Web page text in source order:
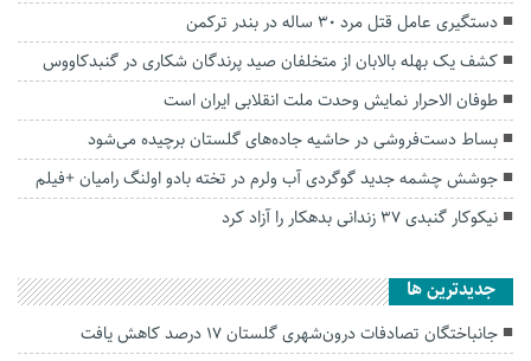
دستگیری عامل قتل مرد ۳۰ ساله در بندر ترکمن
کشف یک بهله بالابان از متخلفان صید پرندگان شکاری در گنبدکاووس
طوفان الاحرار نمایش وحدت ملت انقلابی ایران است
بساط دست‌فروشی در حاشیه جاده‌های گلستان برچیده می‌شود
جوشش چشمه جدید گوگردی آب ولرم در تخته بادو اولنگ رامیان +فیلم
نیکوکار گنبدی ۳۷ زندانی بدهکار را آزاد کرد
جديدترين ها
جانباختگان تصادفات درون‌شهری گلستان ۱۷ درصد کاهش یافت